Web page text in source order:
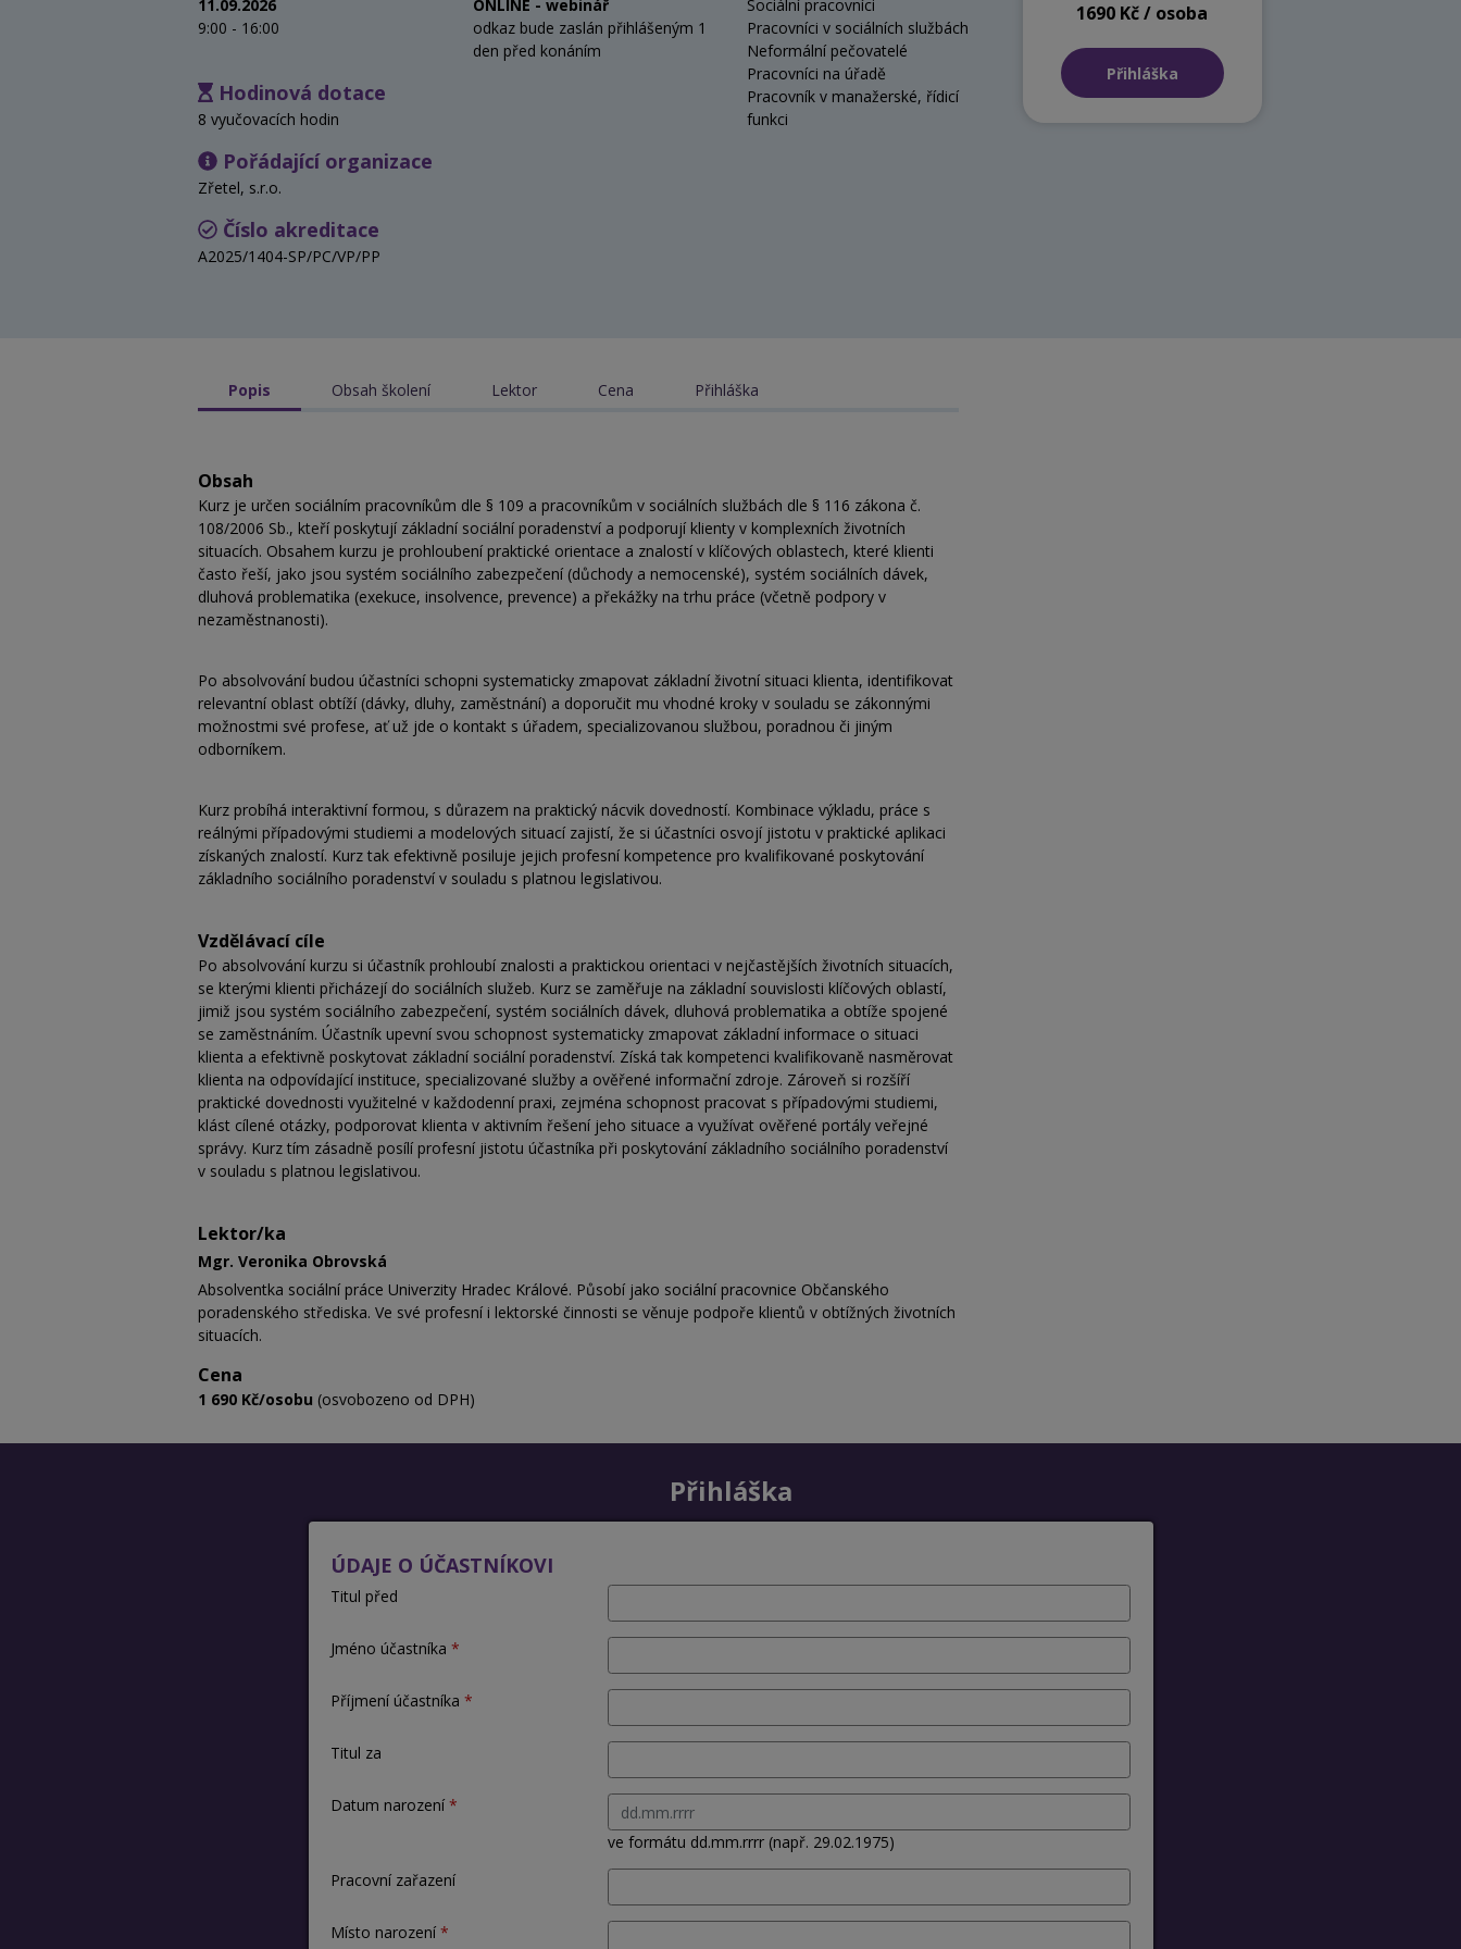
11.09.2026
9:00 - 16:00
ONLINE - webinář
odkaz bude zaslán přihlášeným 1
den před konáním
Hodinová dotace
8 vyučovacích hodin
Pořádající organizace
Zřetel, s.r.o.
Číslo akreditace
A2025/1404-SP/PC/VP/PP
Sociální pracovníci
Pracovníci v sociálních službách
Neformální pečovatelé
Pracovníci na úřadě
Pracovník v manažerské, řídicí
funkci
1690 Kč / osoba
Přihláška
Popis Obsah školení Lektor Cena Přihláška
Obsah
Kurz je určen sociálním pracovníkům dle § 109 a pracovníkům v sociálních službách dle § 116 zákona č.
108/2006 Sb., kteří poskytují základní sociální poradenství a podporují klienty v komplexních životních
situacích. Obsahem kurzu je prohloubení praktické orientace a znalostí v klíčových oblastech, které klienti
často řeší, jako jsou systém sociálního zabezpečení (důchody a nemocenské), systém sociálních dávek,
dluhová problematika (exekuce, insolvence, prevence) a překážky na trhu práce (včetně podpory v
nezaměstnanosti).
Po absolvování budou účastníci schopni systematicky zmapovat základní životní situaci klienta, identifikovat
relevantní oblast obtíží (dávky, dluhy, zaměstnání) a doporučit mu vhodné kroky v souladu se zákonnými
možnostmi své profese, ať už jde o kontakt s úřadem, specializovanou službou, poradnou či jiným
odborníkem.
Kurz probíhá interaktivní formou, s důrazem na praktický nácvik dovedností. Kombinace výkladu, práce s
reálnými případovými studiemi a modelových situací zajistí, že si účastníci osvojí jistotu v praktické aplikaci
získaných znalostí. Kurz tak efektivně posiluje jejich profesní kompetence pro kvalifikované poskytování
základního sociálního poradenství v souladu s platnou legislativou.
Vzdělávací cíle
Po absolvování kurzu si účastník prohloubí znalosti a praktickou orientaci v nejčastějších životních situacích,
se kterými klienti přicházejí do sociálních služeb. Kurz se zaměřuje na základní souvislosti klíčových oblastí,
jimiž jsou systém sociálního zabezpečení, systém sociálních dávek, dluhová problematika a obtíže spojené
se zaměstnáním. Účastník upevní svou schopnost systematicky zmapovat základní informace o situaci
klienta a efektivně poskytovat základní sociální poradenství. Získá tak kompetenci kvalifikovaně nasměrovat
klienta na odpovídající instituce, specializované služby a ověřené informační zdroje. Zároveň si rozšíří
praktické dovednosti využitelné v každodenní praxi, zejména schopnost pracovat s případovými studiemi,
klást cílené otázky, podporovat klienta v aktivním řešení jeho situace a využívat ověřené portály veřejné
správy. Kurz tím zásadně posílí profesní jistotu účastníka při poskytování základního sociálního poradenství
v souladu s platnou legislativou.
Lektor/ka
Mgr. Veronika Obrovská
Absolventka sociální práce Univerzity Hradec Králové. Působí jako sociální pracovnice Občanského
poradenského střediska. Ve své profesní i lektorské činnosti se věnuje podpoře klientů v obtížných životních
situacích.
Cena
1 690 Kč/osobu (osvobozeno od DPH)
Přihláška
ÚDAJE O ÚČASTNÍKOVI
Titul před
Jméno účastníka
Příjmení účastníka
Titul za
Datum narození
ve formátu dd.mm.rrrr (např. 29.02.1975)
Pracovní zařazení
Místo narození